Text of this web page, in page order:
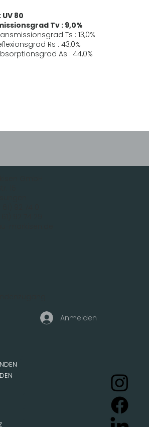
80
Tv : 9,0%
Ts : 13,0%
Rs : 43,0%
As : 44,0%
Anmelden